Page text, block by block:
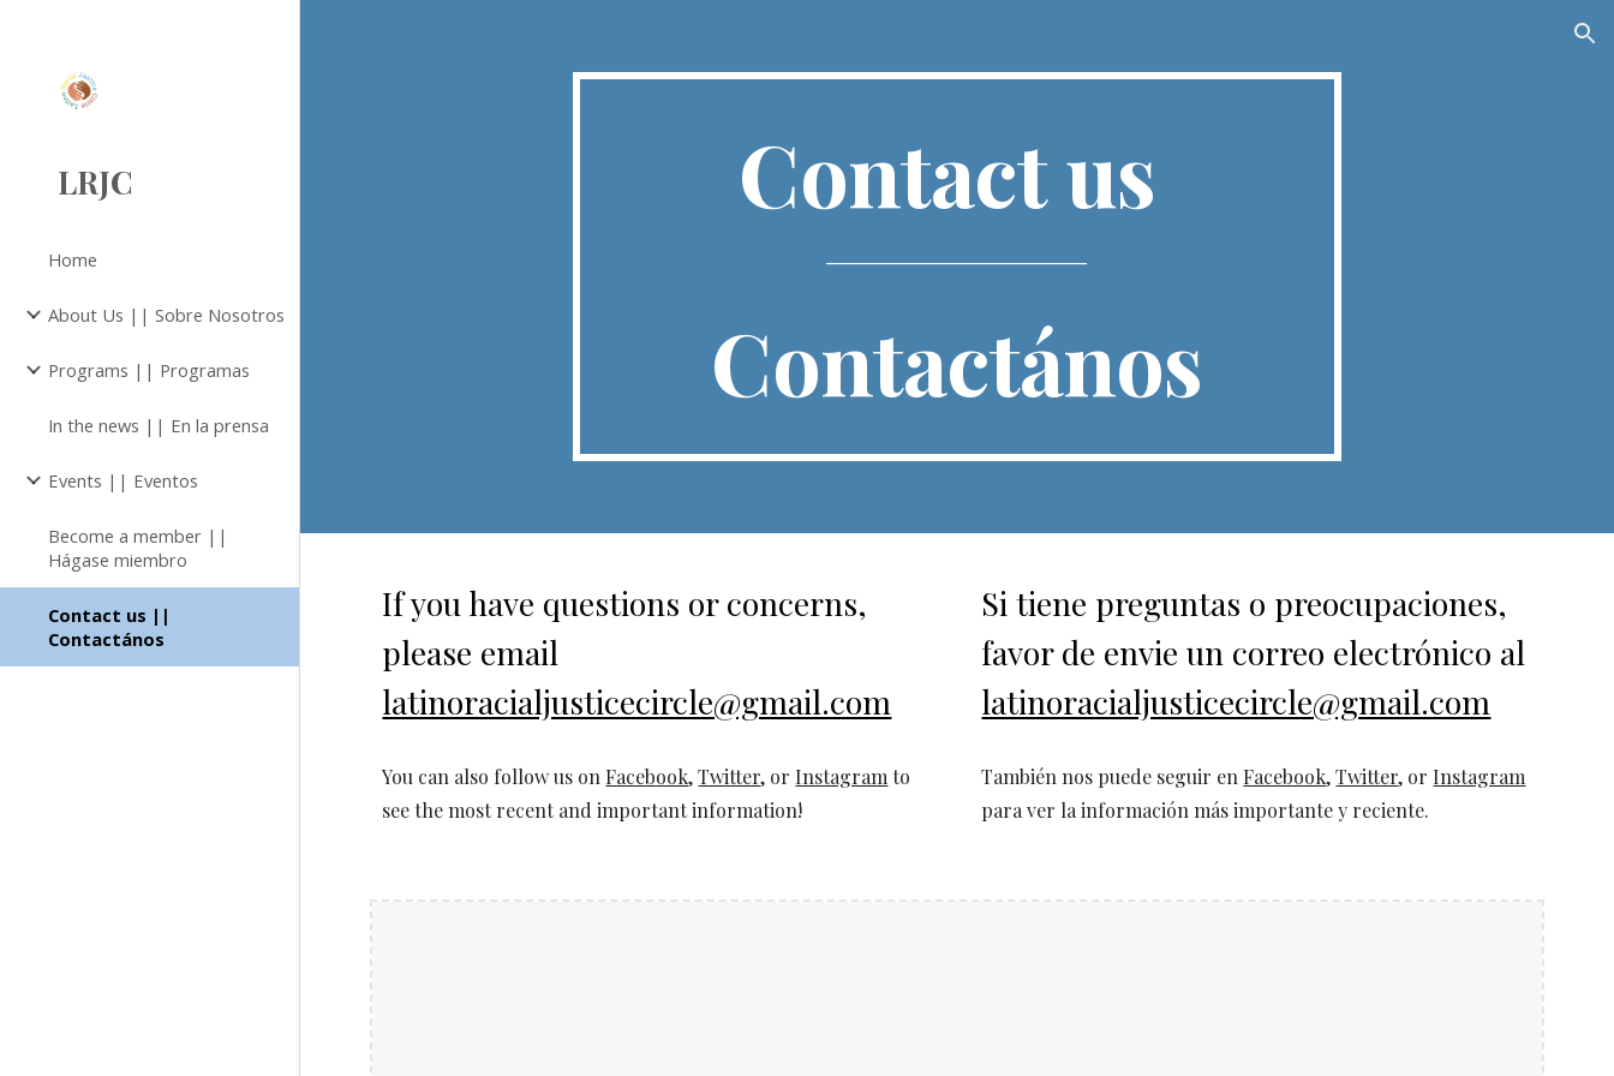
LRJC
Home
About Us || Sobre Nosotros
Programs || Programas
In the news || En la prensa
Events || Eventos
Become a member ||
Hágase miembro
Contact us ||
Contactános
Contact us
Contactános
If you have questions or concerns,
please email
latinoracialjusticecircle@gmail.com
You can also follow us onFacebook, Twitter, or Instagram to
see the most recent and important information!
Si tiene preguntas o preocupaciones,
favor de envie un correo electrónico al
latinoracialjusticecircle@gmail.com
Tambiénnos puede seguir enFacebook, Twitter, or Instagram
para ver la información más importante y reciente.